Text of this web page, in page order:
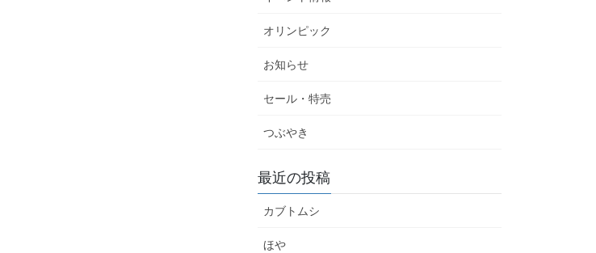
オリンピック
お知らせ
セール・特売
つぶやき
最近の投稿
カブトムシ
ほや